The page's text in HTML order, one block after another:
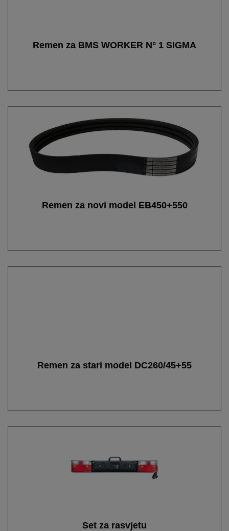
Remen za BMS WORKER N° 1 SIGMA
Remen za novi model EB450+550
Remen za stari model DC260/45+55
Set za rasvjetu